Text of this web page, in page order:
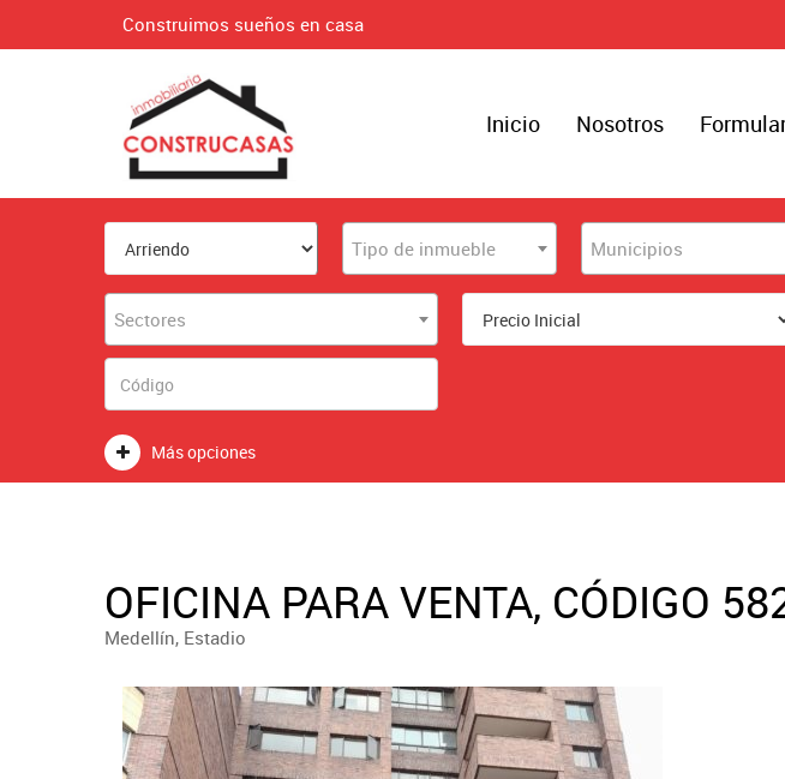
Construimos sueños en casa
Inicio Nosotros
Tipo de inmueble Municipios
Sectores
Más opciones
OFICINA PARA VENTA, CÓDIGO
Medellín, Estadio